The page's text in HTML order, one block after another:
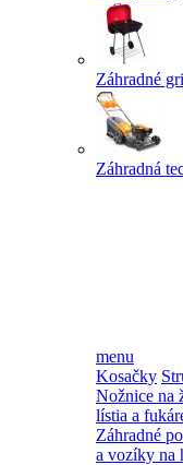
Záhradné
Záhradná
menu
Kosačky
Nožnice na
lístia a
Záhradné
a vozíky na